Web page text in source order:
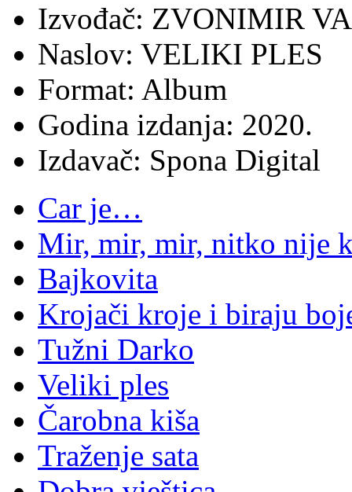
Izvođač: ZVONIMIR
Naslov: VELIKI PLES
Format: Album
Godina izdanja: 2020.
Izdavač: Spona Digital
Car je…
Mir, mir, mir, nitko nije
Bajkovita
Krojači kroje i biraju
Tužni Darko
Veliki ples
Čarobna kiša
Traženje sata